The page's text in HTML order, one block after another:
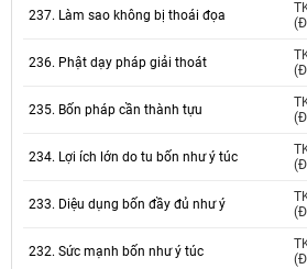
237. Làm sao không bị thoái đọa
236. Phật dạy pháp giải thoát
235. Bốn pháp cần thành tựu
234. Lợi ích lớn do tu bốn như ý túc
233. Diệu dụng bốn đầy đủ như ý
232. Sức mạnh bốn như ý túc